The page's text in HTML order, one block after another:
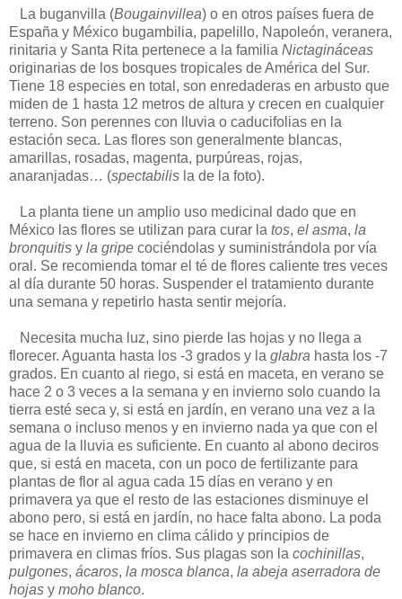
La buganvilla (Bougainvillea) o en otros países fuera de
España y México bugambilia, papelillo, Napoleón, veranera,
rinitaria y Santa Rita pertenece a la familia Nictagináceas
originarias de los bosques tropicales de América del Sur.
Tiene 18 especies en total, son enredaderas en arbusto que
miden de 1 hasta 12 metros de altura y crecen en cualquier
terreno. Son perennes con lluvia o caducifolias en la
estación seca. Las flores son generalmente blancas,
amarillas, rosadas, magenta, purpúreas, rojas,
anaranjadas… (spectabilis la de la foto).
La planta tiene un amplio uso medicinal dado que en
México las flores se utilizan para curar la tos, el asma, la
bronquitis y la gripe cociéndolas y suministrándola por vía
oral. Se recomienda tomar el té de flores caliente tres veces
al día durante 50 horas. Suspender el tratamiento durante
una semana y repetirlo hasta sentir mejoría.
Necesita mucha luz, sino pierde las hojas y no llega a
florecer. Aguanta hasta los -3 grados y la glabra hasta los -7
grados. En cuanto al riego, si está en maceta, en verano se
hace 2 o 3 veces a la semana y en invierno solo cuando la
tierra esté seca y, si está en jardín, en verano una vez a la
semana o incluso menos y en invierno nada ya que con el
agua de la lluvia es suficiente. En cuanto al abono deciros
que, si está en maceta, con un poco de fertilizante para
plantas de flor al agua cada 15 días en verano y en
primavera ya que el resto de las estaciones disminuye el
abono pero, si está en jardín, no hace falta abono. La poda
se hace en invierno en clima cálido y principios de
primavera en climas fríos. Sus plagas son la cochinillas,
pulgones, ácaros, la mosca blanca, la abeja aserradora de
hojas y moho blanco.